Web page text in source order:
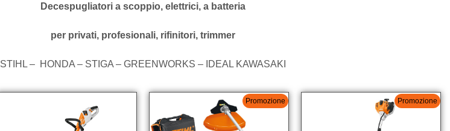
Decespugliatori a scoppio, elettrici, a batteria
per privati, profesionali, rifinitori, trimmer
STIHL – HONDA – STIGA – GREENWORKS – IDEAL KAWASAKI
Promozione Promozione